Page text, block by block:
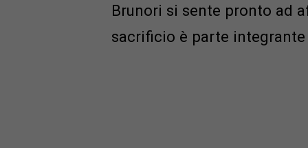
Brunori si sente pronto ad
sacrificio è parte